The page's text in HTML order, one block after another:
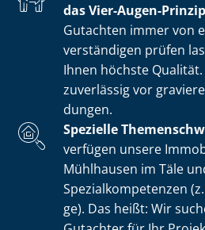
das Vier-Augen-
Gutachten immer von
ver­stän­di­gen prüfen
Ihnen höchste
zuverlässig vor
dun­gen.
Spezielle
verfügen unsere
Mühlhausen im Täle
Spe­zi­al­kom­pe­ten­zen
ge). Das heißt: Wir